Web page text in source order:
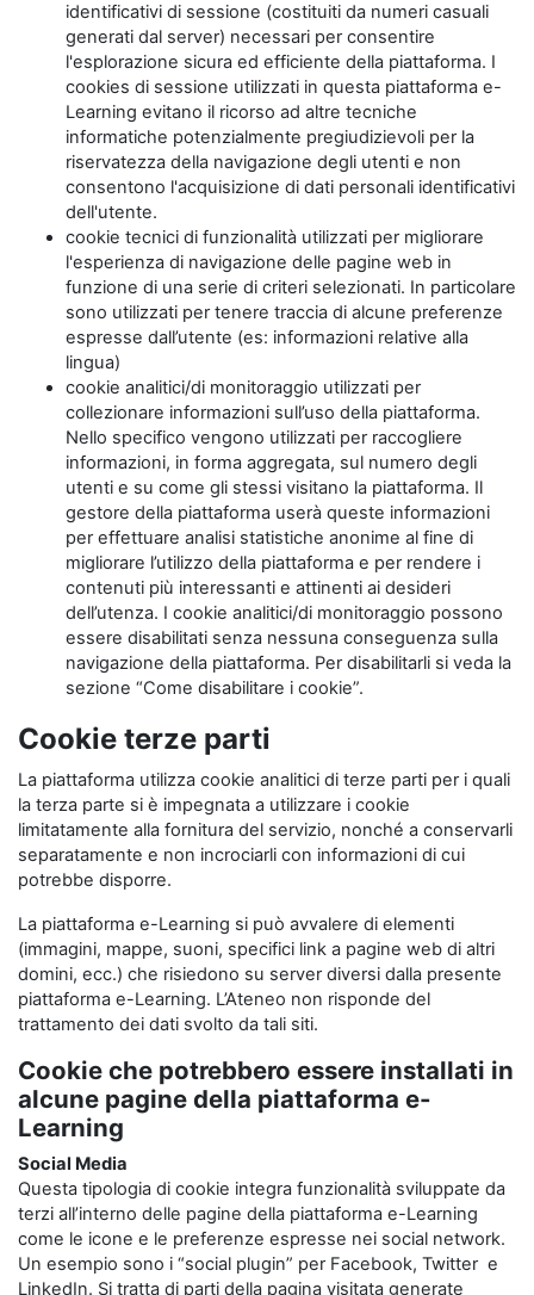
identificativi di sessione (costituiti da numeri casuali
generati dal server) necessari per consentire
l'esplorazione sicura ed efficiente della piattaforma. I
cookies di sessione utilizzati in questa piattaforma e-
Learning evitano il ricorso ad altre tecniche
informatiche potenzialmente pregiudizievoli per la
riservatezza della navigazione degli utenti e non
consentono l'acquisizione di dati personali identificativi
dell'utente.
cookie tecnici di funzionalità utilizzati per migliorare
l'esperienza di navigazione delle pagine web in
funzione di una serie di criteri selezionati. In particolare
sono utilizzati per tenere traccia di alcune preferenze
espresse dall’utente (es: informazioni relative alla
lingua)
cookie analitici/di monitoraggio utilizzati per
collezionare informazioni sull’uso della piattaforma.
Nello specifico vengono utilizzati per raccogliere
informazioni, in forma aggregata, sul numero degli
utenti e su come gli stessi visitano la piattaforma. Il
gestore della piattaforma userà queste informazioni
per effettuare analisi statistiche anonime al fine di
migliorare l’utilizzo della piattaforma e per rendere i
contenuti più interessanti e attinenti ai desideri
dell’utenza. I cookie analitici/di monitoraggio possono
essere disabilitati senza nessuna conseguenza sulla
navigazione della piattaforma. Per disabilitarli si veda la
sezione “Come disabilitare i cookie”.
Cookie terze parti
La piattaforma utilizza cookie analitici di terze parti per i quali
la terza parte si è impegnata a utilizzare i cookie
limitatamente alla fornitura del servizio, nonché a conservarli
separatamente e non incrociarli con informazioni di cui
potrebbe disporre.
La piattaforma e-Learning si può avvalere di elementi
(immagini, mappe, suoni, specifici link a pagine web di altri
domini, ecc.) che risiedono su server diversi dalla presente
piattaforma e-Learning. L’Ateneo non risponde del
trattamento dei dati svolto da tali siti.
Cookie che potrebbero essere installati in
alcune pagine della piattaforma e-
Learning
Social Media
Questa tipologia di cookie integra funzionalità sviluppate da
terzi all’interno delle pagine della piattaforma e-Learning
come le icone e le preferenze espresse nei social network.
Un esempio sono i “social plugin” per Facebook, Twitter e
LinkedIn. Si tratta di parti della pagina visitata generate